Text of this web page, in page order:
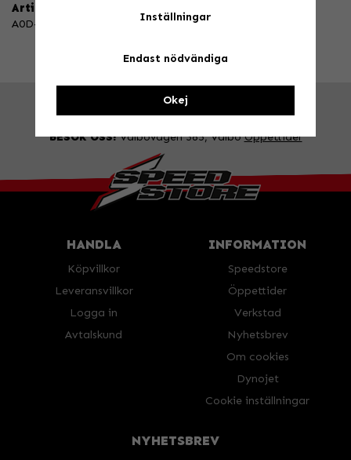
Artikelnummer:
A0D-11A1-A02-28
FRÅGA OSS!Tel. 026-270030 /info@speedstore.nu
BESÖK OSS!Valbovägen 385, ValboÖppettider
HANDLA
Köpvillkor
Leveransvillkor
Logga in
Avtalskund
INFORMATION
Speedstore
Öppettider
Verkstad
Nyhetsbrev
Om cookies
Dynojet
Cookie inställningar
NYHETSBREV
Inställningar
Endast nödvändiga
Okej